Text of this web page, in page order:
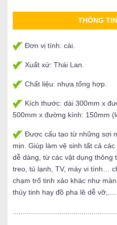
THÔNG
Đơn vị tính: cái.
Xuất xứ: Thái Lan.
Chất liệu: nhựa tổng hợp.
Kích thước: dài 300mm x
500mm x đường kính: 150mm
Được cấu tạo từ những sợi
mịn. Giúp làm vệ sinh tất cả
dễ dàng, từ các vật dụng thông
treo, tủ lạnh, TV, máy vi tính…
chạm trổ tinh xảo khác như
thủy tinh hay đồ pha lê dễ vỡ,....